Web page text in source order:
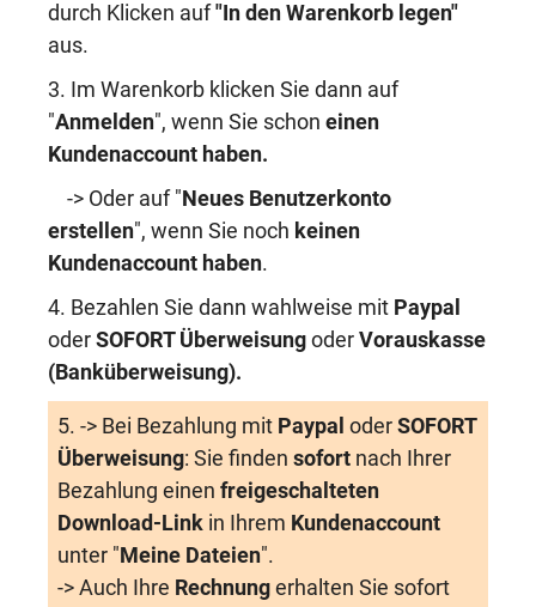
durch Klicken auf "In den Warenkorb legen"
aus.
3. Im Warenkorb klicken Sie dann auf
"Anmelden", wenn Sie schon einen
Kundenaccount haben.
-> Oder auf " Neues Benutzerkonto
erstellen", wenn Sie noch keinen
Kundenaccount haben.
4. Bezahlen Sie dann wahlweise mit Paypal
oder SOFORT Überweisung oder Vorauskasse
(Banküberweisung).
5. -> Bei Bezahlung mit Paypal oder SOFORT
Überweisung: Sie finden sofort nach Ihrer
Bezahlung einen freigeschalteten
Download-Link in Ihrem Kundenaccount
unter " Meine Dateien".
-> Auch Ihre Rechnung erhalten Sie sofort